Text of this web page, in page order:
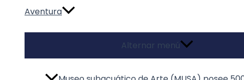
Aventura
Alternar menú